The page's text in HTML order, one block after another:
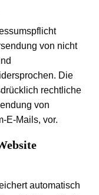
von nicht
Die
rechtliche
von
E-Mails, vor.
automatisch